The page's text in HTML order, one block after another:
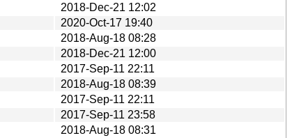
2018-Dec-21 12:02
2020-Oct-17 19:40
2018-Aug-18 08:28
2018-Dec-21 12:00
2017-Sep-11 22:11
2018-Aug-18 08:39
2017-Sep-11 22:11
2017-Sep-11 23:58
2018-Aug-18 08:31